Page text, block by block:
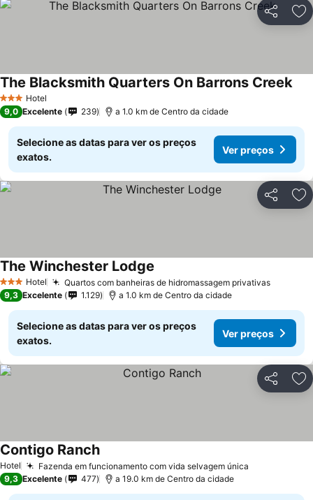
Partilhar
3 EstrelasHotel
The Blacksmith Quarters On Barrons Creek
9,0 Excelente 239 a 1.0 km de Centro da cidade
Selecione as datas para ver os preços
exatos.
Ver preços
Partilhar
3 EstrelasHotel Quartos com banheiras de hidromassagem privativas
The Winchester Lodge
9,3 Excelente 1.129 a 1.0 km de Centro da cidade
Selecione as datas para ver os preços
exatos.
Ver preços
Partilhar
Hotel Fazenda em funcionamento com vida selvagem única
Contigo Ranch
9,3 Excelente 477 a 19.0 km de Centro da cidade